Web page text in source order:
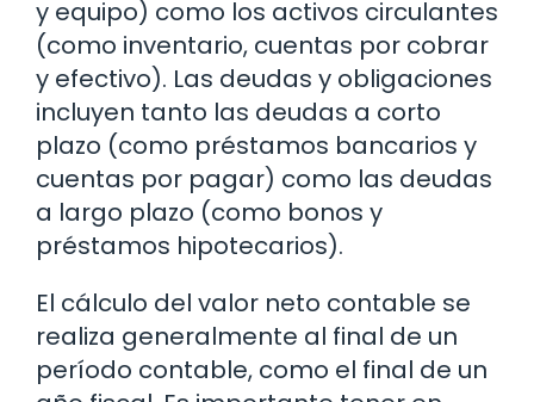
y equipo) como los activos circulantes
(como inventario, cuentas por cobrar
y efectivo). Las deudas y obligaciones
incluyen tanto las deudas a corto
plazo (como préstamos bancarios y
cuentas por pagar) como las deudas
a largo plazo (como bonos y
préstamos hipotecarios).
El cálculo del valor neto contable se
realiza generalmente al final de un
período contable, como el final de un